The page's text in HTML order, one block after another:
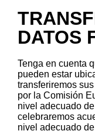
DATOS
Tenga en cuenta
pueden estar
transferiremos
por la Comisión
nivel adecuado
celebraremos
nivel adecuado